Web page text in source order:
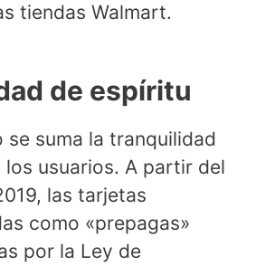
tiendas Walmart.
de espíritu
se suma la tranquilidad
los usuarios. A partir del
las tarjetas
como «prepagas»
por la Ley de